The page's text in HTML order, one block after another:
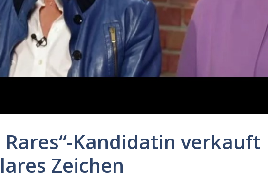
Kandidatin verkauft
Zeichen